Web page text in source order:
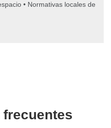
• Normativas locales de